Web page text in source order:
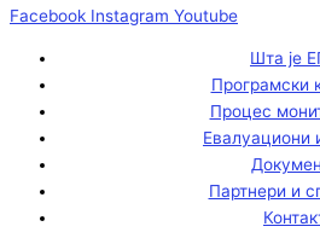
Facebook Instagram Youtube
Шта је
Програмски
Процес
Евалуациони
Партнери и